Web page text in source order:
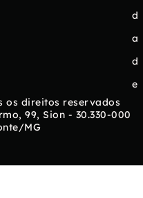
d
a
d
e
os direitos reservados
99, Sion - 30.330-000
MG